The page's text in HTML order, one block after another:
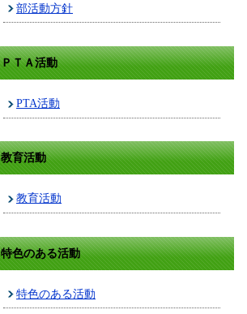
部活動方針
ＰＴＡ活動
PTA活動
教育活動
教育活動
特色のある活動
特色のある活動